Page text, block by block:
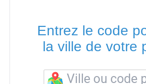
Entrez le code
la ville de votre